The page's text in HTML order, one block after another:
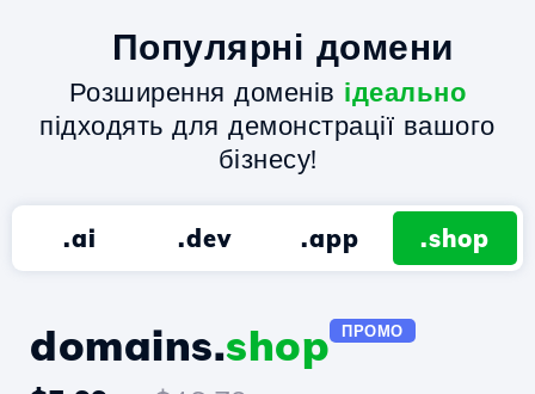
Популярні домени
Розширення доменів ідеально
підходять для демонстрації вашого
бізнесу!
.ai .dev .app .shop
domains.shop ПРОМО